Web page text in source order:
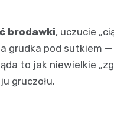
brodawki, uczucie
grudka pod sutkiem
to jak niewielkie
gruczołu.